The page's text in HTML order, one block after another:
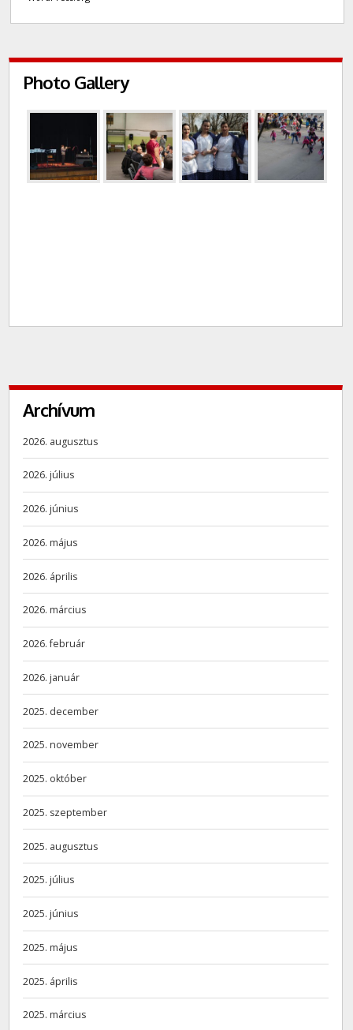
Photo Gallery
Archívum
2026. augusztus
2026. július
2026. június
2026. május
2026. április
2026. március
2026. február
2026. január
2025. december
2025. november
2025. október
2025. szeptember
2025. augusztus
2025. július
2025. június
2025. május
2025. április
2025. március